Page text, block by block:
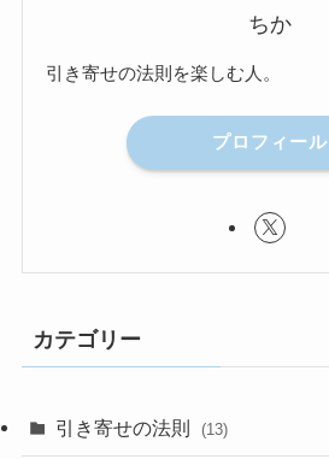
ちか
引き寄せの法則を楽しむ人。
プロフィール
カテゴリー
引き寄せの法則 (13)